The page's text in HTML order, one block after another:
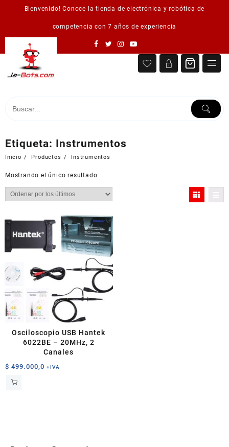
Bienvenido! Conoce la tienda de electrónica y robótica de
competencia con 7 años de experiencia
Etiqueta: Instrumentos
Inicio Productos Instrumentos
Mostrando el único resultado
Osciloscopio USB Hantek
6022BE – 20MHz, 2
Canales
$ 499.000,0 +IVA